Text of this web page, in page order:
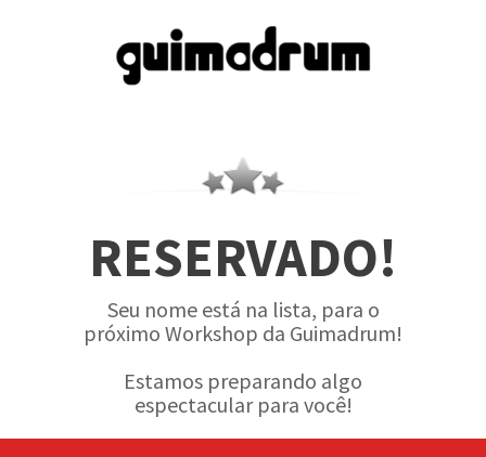
RESERVADO!
Seu nome está na lista, para o
próximo Workshop da Guimadrum!
Estamos preparando algo
espectacular para você!